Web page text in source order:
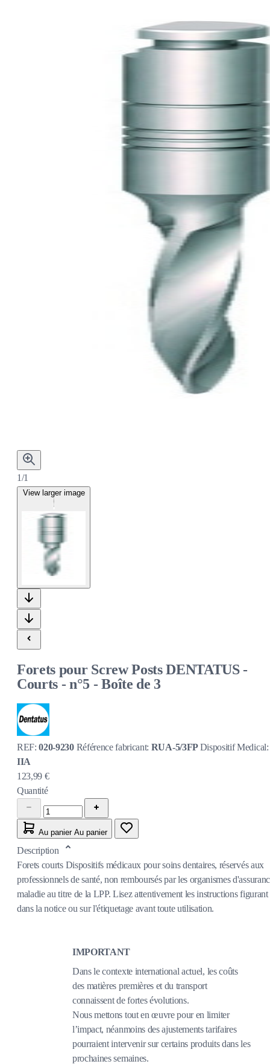
1/1
View larger image
Forets pour Screw Posts DENTATUS -
Courts - n°5 - Boîte de 3
REF:020-9230 Référence fabricant: RUA-5/3FPDispositif Medical:
IIA
123,99 €
Quantité
Au panier Au panier
Description
Forets courts Dispositifs médicaux pour soins dentaires, réservés aux
professionnels de santé, non remboursés par les organismes
maladie au titre de la LPP. Lisez attentivement les instructions figurant
dans la notice ou sur l'étiquetage avant toute utilisation.
IMPORTANT
Dans le contexte international actuel, les coûts
des matières premières et du transport
connaissent de fortes évolutions.
Nous mettons tout en œuvre pour en limiter
l’impact, néanmoins des ajustements tarifaires
pourraient intervenir sur certains produits dans les
prochaines semaines.